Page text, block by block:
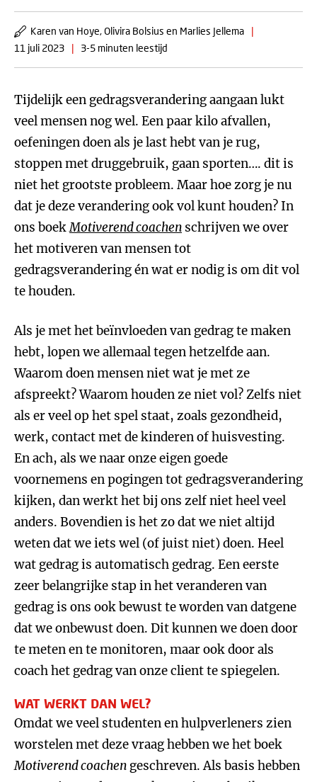
Karen van Hoye, Olivira Bolsius en Marlies Jellema
|
11 juli 2023
| 3-5 minuten leestijd
Tijdelijk een gedragsverandering aangaan lukt
veel mensen nog wel. Een paar kilo afvallen,
oefeningen doen als je last hebt van je rug,
stoppen met druggebruik, gaan sporten…. dit is
niet het grootste probleem. Maar hoe zorg je nu
dat je deze verandering ook vol kunt houden? In
ons boekMotiverend coachen schrijven we over
het motiveren van mensen tot
gedragsverandering én wat er nodig is om dit vol
te houden.
Als je met het beïnvloeden van gedrag te maken
hebt, lopen we allemaal tegen hetzelfde aan.
Waarom doen mensen niet wat je met ze
afspreekt? Waarom houden ze niet vol? Zelfs niet
als er veel op het spel staat, zoals gezondheid,
werk, contact met de kinderen of huisvesting.
En ach, als we naar onze eigen goede
voornemens en pogingen tot gedragsverandering
kijken, dan werkt het bij ons zelf niet heel veel
anders. Bovendien is het zo dat we niet altijd
weten dat we iets wel (of juist niet) doen. Heel
wat gedrag is automatisch gedrag. Een eerste
zeer belangrijke stap in het veranderen van
gedrag is ons ook bewust te worden van datgene
dat we onbewust doen. Dit kunnen we doen door
te meten en te monitoren, maar ook door als
coach het gedrag van onze client te spiegelen.
WAT WERKT DAN WEL?
Omdat we veel studenten en hulpverleners zien
worstelen met deze vraag hebben we het boek
Motiverend coachen geschreven. Als basis hebben